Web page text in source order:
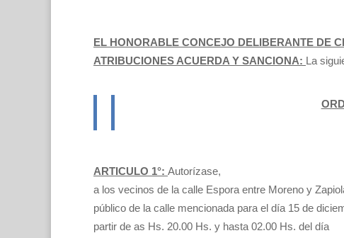
EL HONORABLE CONCEJO DELIBERANTE DE
ATRIBUCIONES ACUERDA Y SANCIONA: La
ARTICULO 1°: Autorízase,
a los vecinos de la calle Espora entre Moreno y
público de la calle mencionada para el día 15 de
partir de as Hs. 20.00 Hs. y hasta 02.00 Hs. del día